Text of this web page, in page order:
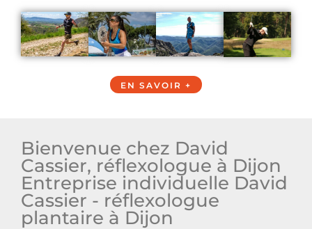
EN SAVOIR +
Bienvenue chez David
Cassier, réflexologue à Dijon
Entreprise individuelle David
Cassier - réflexologue
plantaire à Dijon